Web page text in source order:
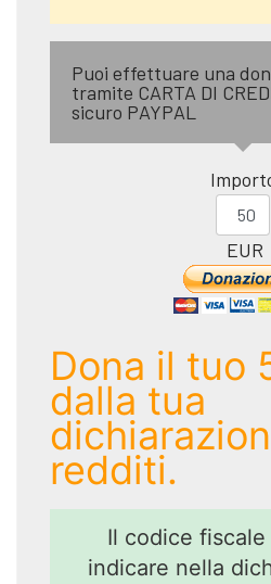
Puoi effettuare una
tramite CARTA DI
sicuro PAYPAL
EUR
Dona il tuo
dalla tua
redditi.
Il codice
indicare nella